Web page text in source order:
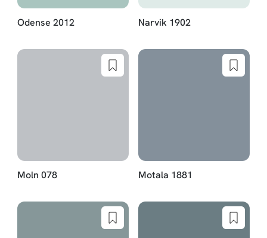
Odense 2012 Narvik 1902
Moln 078 Motala 1881